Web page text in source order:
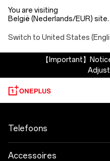
You are visiting
België (Nederlands/EUR) site.
Switch to United States
【Important】
Telefoons
OnePlus 15
Accessoires